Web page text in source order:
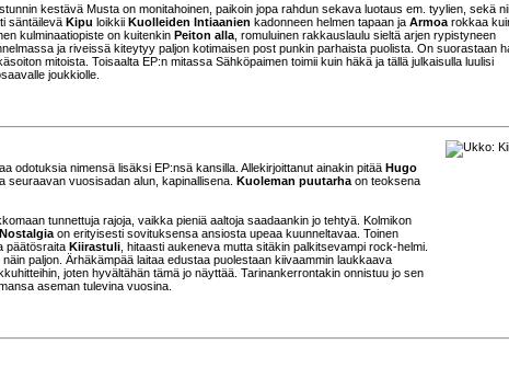
kestävä Musta on monitahoinen, paikoin jopa rahdun sekava luotaus em. tyylien, sekä
säntäilevä Kipu loikkii Kuolleiden Intiaanien kadonneen helmen tapaan ja Armoa rokkaa
kulminaatiopiste on kuitenkin Peiton alla , romuluinen rakkauslaulu sieltä arjen rypistyneen
ja riveissä kiteytyy paljon kotimaisen post punkin parhaista puolista. On suorastaan
mitoista. Toisaalta EP:n mitassa Sähköpaimen toimii kuin häkä ja tällä julkaisulla luulisi
joukkiolle.
odotuksia nimensä lisäksi EP:nsä kansilla. Allekirjoittanut ainakin pitää Hugo
seuraavan vuosisadan alun, kapinallisena. Kuoleman puutarha on teoksena
tunnettuja rajoja, vaikka pieniä aaltoja saadaankin jo tehtyä. Kolmikon
Nostalgia on erityisesti sovituksensa ansiosta upeaa kuunneltavaa. Toinen
päätösraita Kiirastuli , hitaasti aukeneva mutta sitäkin palkitsevampi rock-helmi.
paljon. Ärhäkämpää laitaa edustaa puolestaan kiivaammin laukkaava
joten hyvältähän tämä jo näyttää. Tarinankerrontakin onnistuu jo sen
aseman tulevina vuosina.